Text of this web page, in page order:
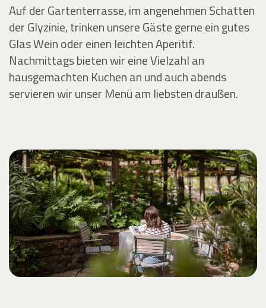
Auf der Gartenterrasse, im angenehmen Schatten
der Glyzinie, trinken unsere Gäste gerne ein gutes
Glas Wein oder einen leichten Aperitif.
Nachmittags bieten wir eine Vielzahl an
hausgemachten Kuchen an und auch abends
servieren wir unser Menü am liebsten draußen.